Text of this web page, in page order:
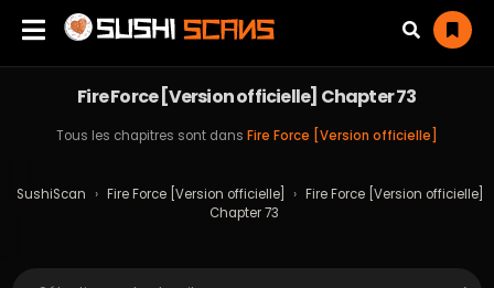
Fire Force [Version officielle] Chapter 73
Tous les chapitres sont dans Fire Force [Version officielle]
SushiScan › Fire Force [Version officielle] › Fire Force [Version officielle]
Chapter 73